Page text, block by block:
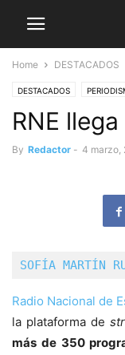
Home DESTACADOS
DESTACADOS
RNE
By Redactor - 4 marzo,
SOFÍA MARTÍN
Radio Nacional de
la plataforma de
más de 350